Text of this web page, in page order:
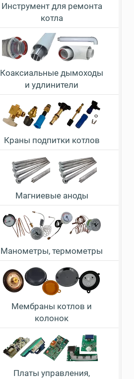
Инструмент для ремонта
котла
Коаксиальные дымоходы
и удлинители
Краны подпитки котлов
Магниевые аноды
Манометры, термометры
Мембраны котлов и
колонок
Платы управления,